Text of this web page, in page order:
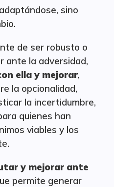
sino
de ser robusto o
ante la adversidad,
ella y mejorar,
la opcionalidad,
la incertidumbre,
quienes han
viables y los
y mejorar ante
permite generar